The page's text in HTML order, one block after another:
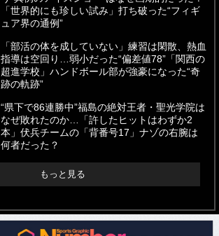
「世界的にも珍しい試み」打ち破った“フィギ
ュア界の通例”
「部活の体を成していない」練習は閑散、熱血
指導は空回り…弱小だった“偏差値78”「関西の
超進学校」ハンドボール部が強豪になった“奇
跡の軌跡”
“県下で86連勝中”福島の絶対王者・聖光学院は
なぜ敗れたのか…「許したヒットはわずか2
本」伏兵チームの「背番号17」ナゾの右腕は
何者だった？
もっと見る